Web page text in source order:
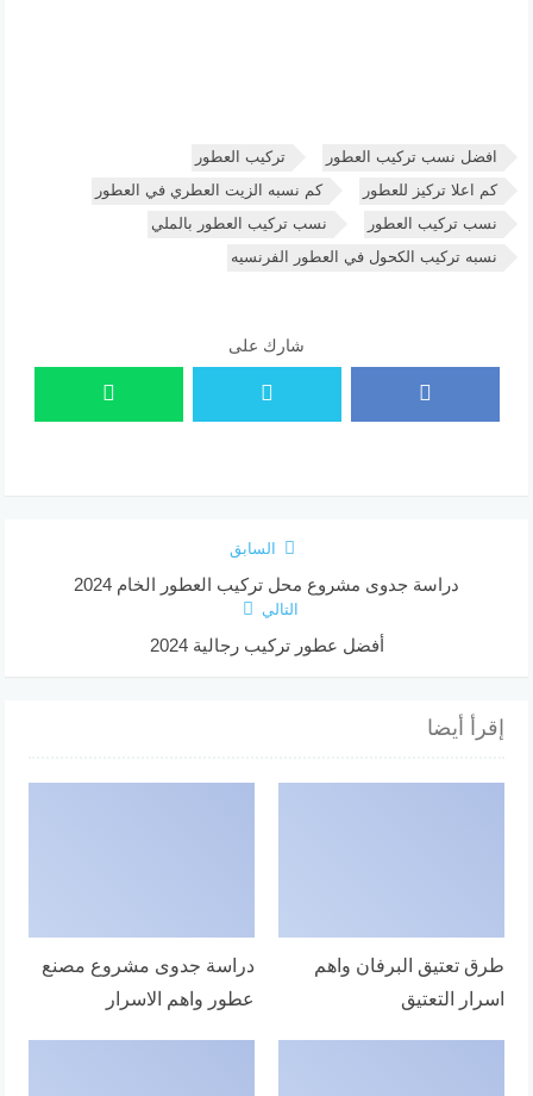
افضل نسب تركيب العطور
تركيب العطور
كم اعلا تركيز للعطور
كم نسبه الزيت العطري في العطور
نسب تركيب العطور
نسب تركيب العطور بالملي
نسبه تركيب الكحول في العطور الفرنسيه
شارك على
السابق
دراسة جدوى مشروع محل تركيب العطور الخام 2024
التالي
أفضل عطور تركيب رجالية 2024
إقرأ أيضا
طرق تعتيق البرفان واهم
اسرار التعتيق
دراسة جدوى مشروع مصنع
عطور واهم الاسرار